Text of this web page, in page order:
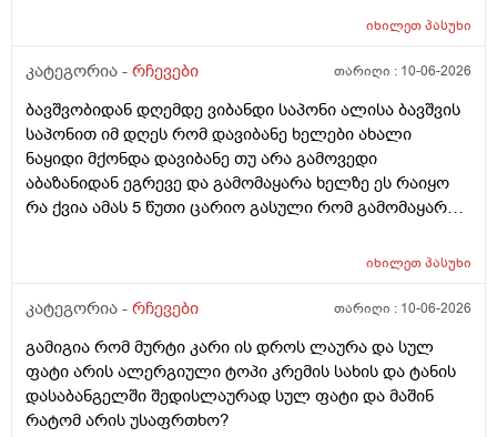
იხილეთპასუხი
კატეგორია - რჩევები თარიღი : 10-06-2026
ბავშვობიდან დღემდე ვიბანდი საპონი ალისა ბავშვის
საპონით იმ დღეს რომ დავიბანე ხელები ახალი
ნაყიდი მქონდა დავიბანე თუ არა გამოვედი
აბაზანიდან ეგრევე და გამომაყარა ხელზე ეს რაიყო
რა ქვია ამას 5 წუთი ცარიო გასული რომ გამომაყარა
იხილეთპასუხი
კატეგორია - რჩევები თარიღი : 10-06-2026
გამიგია რომ მურტი კარი ის დროს ლაურა და სულ
ფატი არის ალერგიული ტოპი კრემის სახის და ტანის
დასაბანგელში შედისლაურად სულ ფატი და მაშინ
რატომ არის უსაფრთხო?